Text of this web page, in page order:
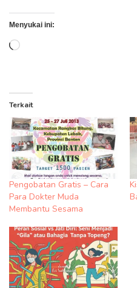
Menyukai ini:
Memuat...
Terkait
Pengobatan Gratis – Cara
Para Dokter Muda
Membantu Sesama